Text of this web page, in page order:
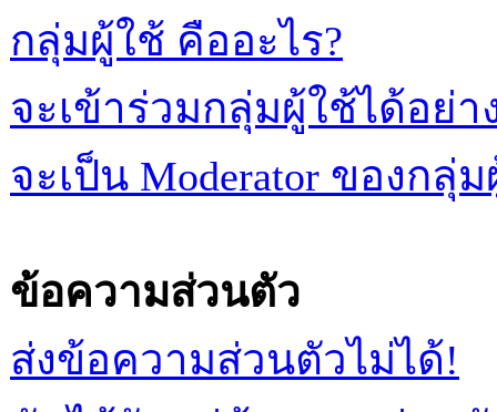
กลุ่มผู้ใช้ คืออะไร?
จะเข้าร่วมกลุ่มผู้ใช้ได้อย่า
จะเป็น Moderator ของกลุ่
ข้อความส่วนตัว
ส่งข้อความส่วนตัวไม่ได้!